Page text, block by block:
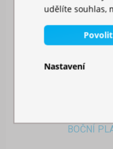
BOČNÍ
udělíte souhlas,
Nastavení